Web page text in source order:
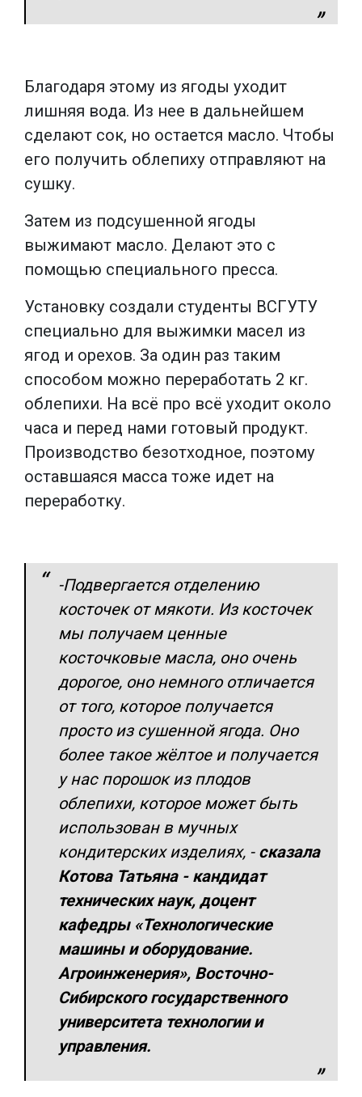
Благодаря этому из ягоды уходит
лишняя вода. Из нее в дальнейшем
сделают сок, но остается масло. Чтобы
его получить облепиху отправляют на
сушку.
Затем из подсушенной ягоды
выжимают масло. Делают это с
помощью специального пресса.
Установку создали студенты ВСГУТУ
специально для выжимки масел из
ягод и орехов. За один раз таким
способом можно переработать 2 кг.
облепихи. На всё про всё уходит около
часа и перед нами готовый продукт.
Производство безотходное, поэтому
оставшаяся масса тоже идет на
переработку.
-Подвергается отделению
косточек от мякоти. Из косточек
мы получаем ценные
косточковые масла, оно очень
дорогое, оно немного отличается
от того, которое получается
просто из сушенной ягода. Оно
более такое жёлтое и получается
у нас порошок из плодов
облепихи, которое может быть
использован в мучных
кондитерских изделиях, -сказала
Котова Татьяна - кандидат
технических наук, доцент
кафедры «Технологические
машины и оборудование.
Агроинженерия», Восточно-
Сибирского государственного
университета технологии и
управления.